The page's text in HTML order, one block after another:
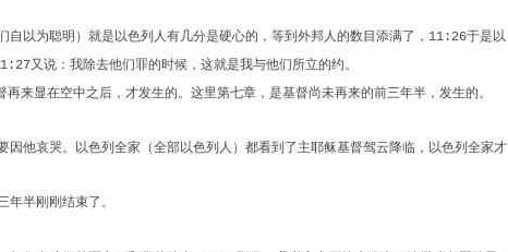
以为聪明）就是以色列人有几分是硬心的，等到外邦人的数目添满了， 11:26于是以
又说：我除去他们罪的时候，这就是我与他们所立的约。
来显在空中之后，才发生的。这里第七章，是基督尚未再来的前三年半，发生的。
他哀哭。以色列全家（全部以色列人）都看到了主耶稣基督驾云降临，以色列全家才
半刚刚结束了。